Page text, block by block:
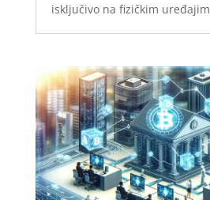
isključivo na fizičkim uređajim